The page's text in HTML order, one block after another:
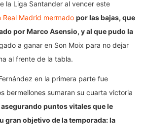
la Liga Santander al vencer este
Real Madrid mermado por las bajas, que
por Marco Asensio, y al que pudo la
a ganar en Son Moix para no dejar
al frente de la tabla.
en la primera parte fue
bermellones sumaran su cuarta victoria
asegurando puntos vitales que le
gran objetivo de la temporada: la